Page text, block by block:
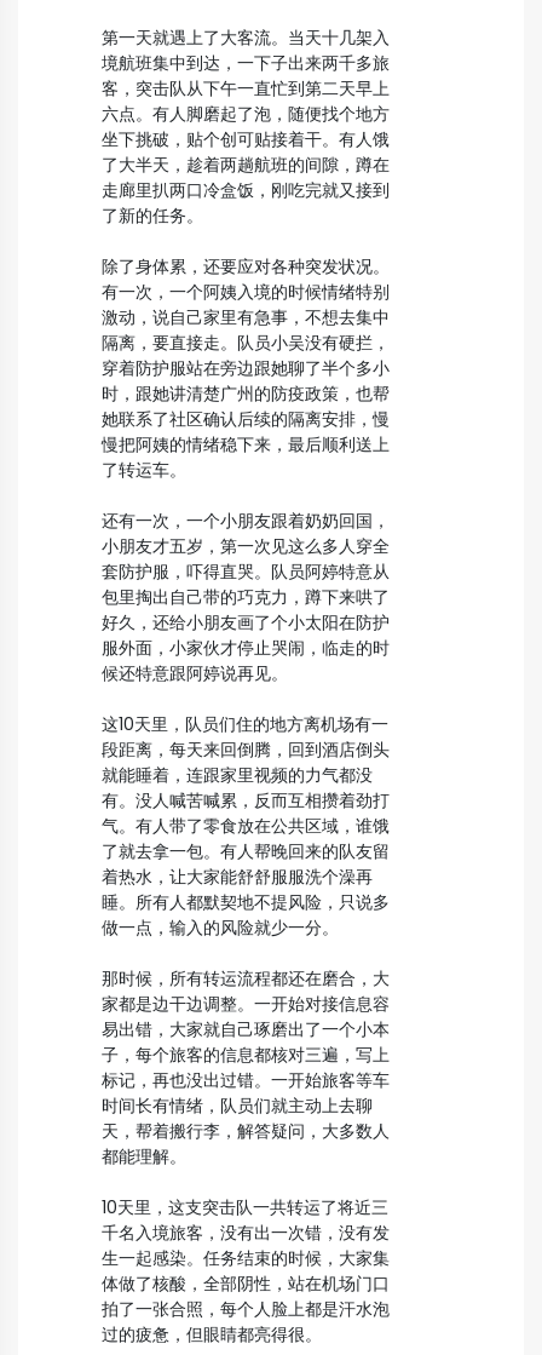
第一天就遇上了大客流。当天十几架入
境航班集中到达，一下子出来两千多旅
客，突击队从下午一直忙到第二天早上
六点。有人脚磨起了泡，随便找个地方
坐下挑破，贴个创可贴接着干。有人饿
了大半天，趁着两趟航班的间隙，蹲在
走廊里扒两口冷盒饭，刚吃完就又接到
了新的任务。
除了身体累，还要应对各种突发状况。
有一次，一个阿姨入境的时候情绪特别
激动，说自己家里有急事，不想去集中
隔离，要直接走。队员小吴没有硬拦，
穿着防护服站在旁边跟她聊了半个多小
时，跟她讲清楚广州的防疫政策，也帮
她联系了社区确认后续的隔离安排，慢
慢把阿姨的情绪稳下来，最后顺利送上
了转运车。
还有一次，一个小朋友跟着奶奶回国，
小朋友才五岁，第一次见这么多人穿全
套防护服，吓得直哭。队员阿婷特意从
包里掏出自己带的巧克力，蹲下来哄了
好久，还给小朋友画了个小太阳在防护
服外面，小家伙才停止哭闹，临走的时
候还特意跟阿婷说再见。
这10天里，队员们住的地方离机场有一
段距离，每天来回倒腾，回到酒店倒头
就能睡着，连跟家里视频的力气都没
有。没人喊苦喊累，反而互相攒着劲打
气。有人带了零食放在公共区域，谁饿
了就去拿一包。有人帮晚回来的队友留
着热水，让大家能舒舒服服洗个澡再
睡。所有人都默契地不提风险，只说多
做一点，输入的风险就少一分。
那时候，所有转运流程都还在磨合，大
家都是边干边调整。一开始对接信息容
易出错，大家就自己琢磨出了一个小本
子，每个旅客的信息都核对三遍，写上
标记，再也没出过错。一开始旅客等车
时间长有情绪，队员们就主动上去聊
天，帮着搬行李，解答疑问，大多数人
都能理解。
10天里，这支突击队一共转运了将近三
千名入境旅客，没有出一次错，没有发
生一起感染。任务结束的时候，大家集
体做了核酸，全部阴性，站在机场门口
拍了一张合照，每个人脸上都是汗水泡
过的疲惫，但眼睛都亮得很。